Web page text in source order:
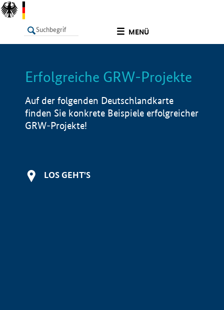
MENÜ
LISTE Info
Erfolgreiche GRW-Projekte
Auf der folgenden Deutschlandkarte
finden Sie konkrete Beispiele erfolgreicher
GRW-Projekte!
LOS GEHT'S